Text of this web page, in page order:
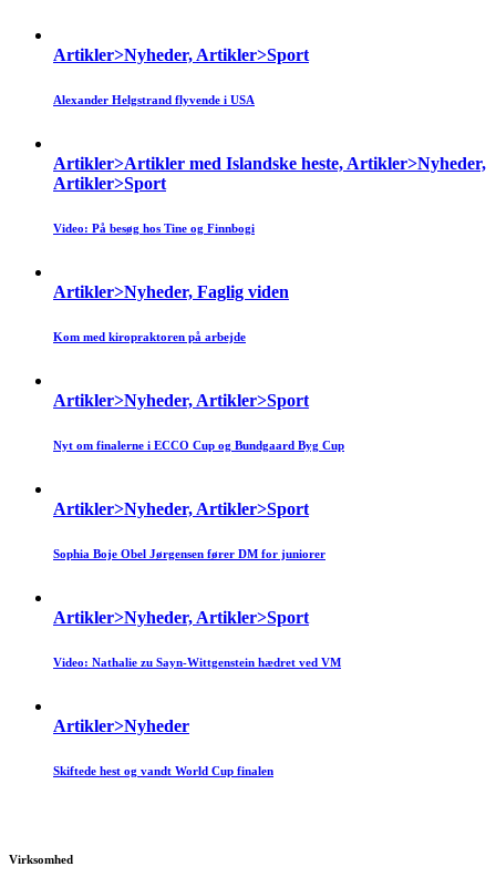
Artikler>Nyheder, Artikler>Sport
Alexander Helgstrand flyvende i USA
Artikler>Artikler med Islandske heste, Artikler>Nyheder,
Artikler>Sport
Video: På besøg hos Tine og Finnbogi
Artikler>Nyheder, Faglig viden
Kom med kiropraktoren på arbejde
Artikler>Nyheder, Artikler>Sport
Nyt om finalerne i ECCO Cup og Bundgaard Byg Cup
Artikler>Nyheder, Artikler>Sport
Sophia Boje Obel Jørgensen fører DM for juniorer
Artikler>Nyheder, Artikler>Sport
Video: Nathalie zu Sayn-Wittgenstein hædret ved VM
Artikler>Nyheder
Skiftede hest og vandt World Cup finalen
Virksomhed